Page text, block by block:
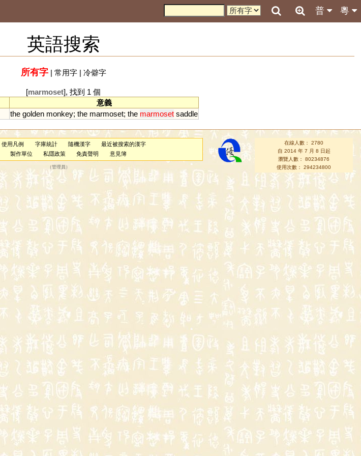
粵
普
英語搜索
所有字| 常用字| 冷僻字
[marmoset], 找到 1 個
意義
the golden monkey; the marmoset; the marmoset saddle
使用凡例 字庫統計 隨機漢字
最近被搜索的漢字
製作單位 私隱政策 免責聲明 意見簿
（管理員 ）
在線人數： 2780
自 2014 年 7 月 8 日起
瀏覽人數： 80234876
使用次數： 294234800